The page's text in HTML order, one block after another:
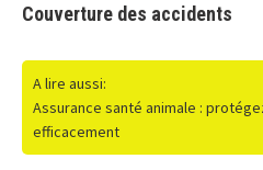
Couverture des accidents
A lire aussi:
Assurance santé animale :
efficacement